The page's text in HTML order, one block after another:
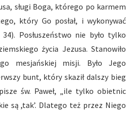
sługi Boga, którego po karmem
który Go posłał, i wykonywać
Posłuszeństwo nie było tylko
życia Jezusa. Stanowiło
mesjańskiej misji. Było Jego
bunt, który skaził dalszy bieg
św. Paweł, „ile tylko obietnic
są ,tak’. Dlatego też przez Niego